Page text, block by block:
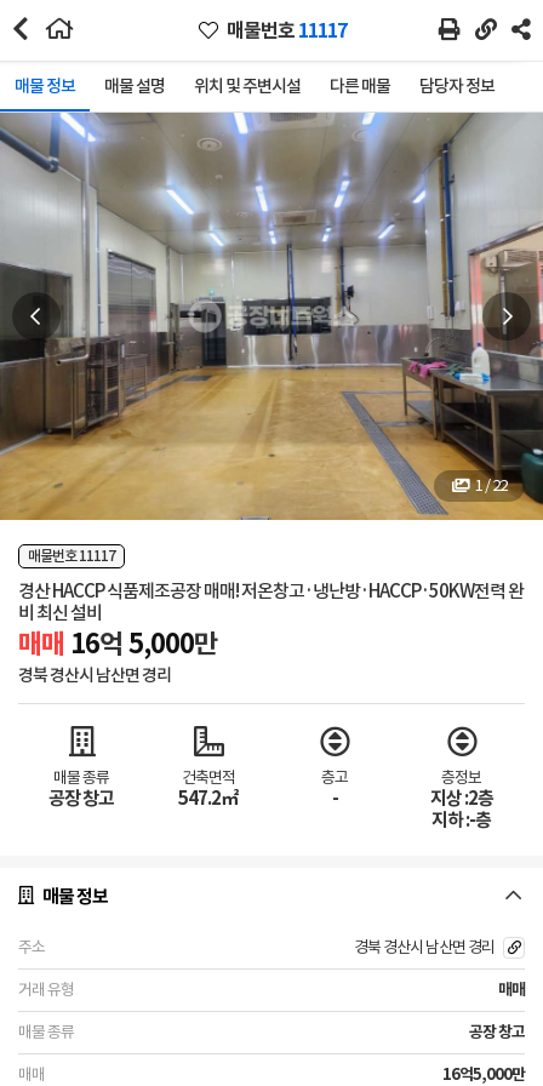
매물번호11117
매물 정보 매물 설명 위치 및 주변시설 다른 매물 담당자 정보
1 / 22
매물번호 11117
경산 HACCP 식품제조공장 매매! 저온창고·냉난방·HACCP·50KW전력 완
비 최신 설비
매매 16억 5,000만
경북 경산시 남산면 경리
매물 종류
공장 창고
건축면적
547.2㎡
층고
-
층정보
지상 :2층
지하 :-층
매물 정보
경북 경산시 남산면 경리
매매
공장 창고
16억5,000만